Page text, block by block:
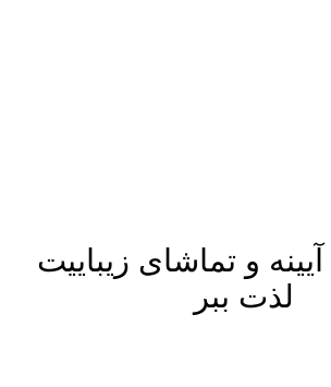
آیینه و تماشای زیباییت
لذت ببر